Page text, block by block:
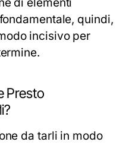
quindi,
incisivo per
Presto
da tarli in modo